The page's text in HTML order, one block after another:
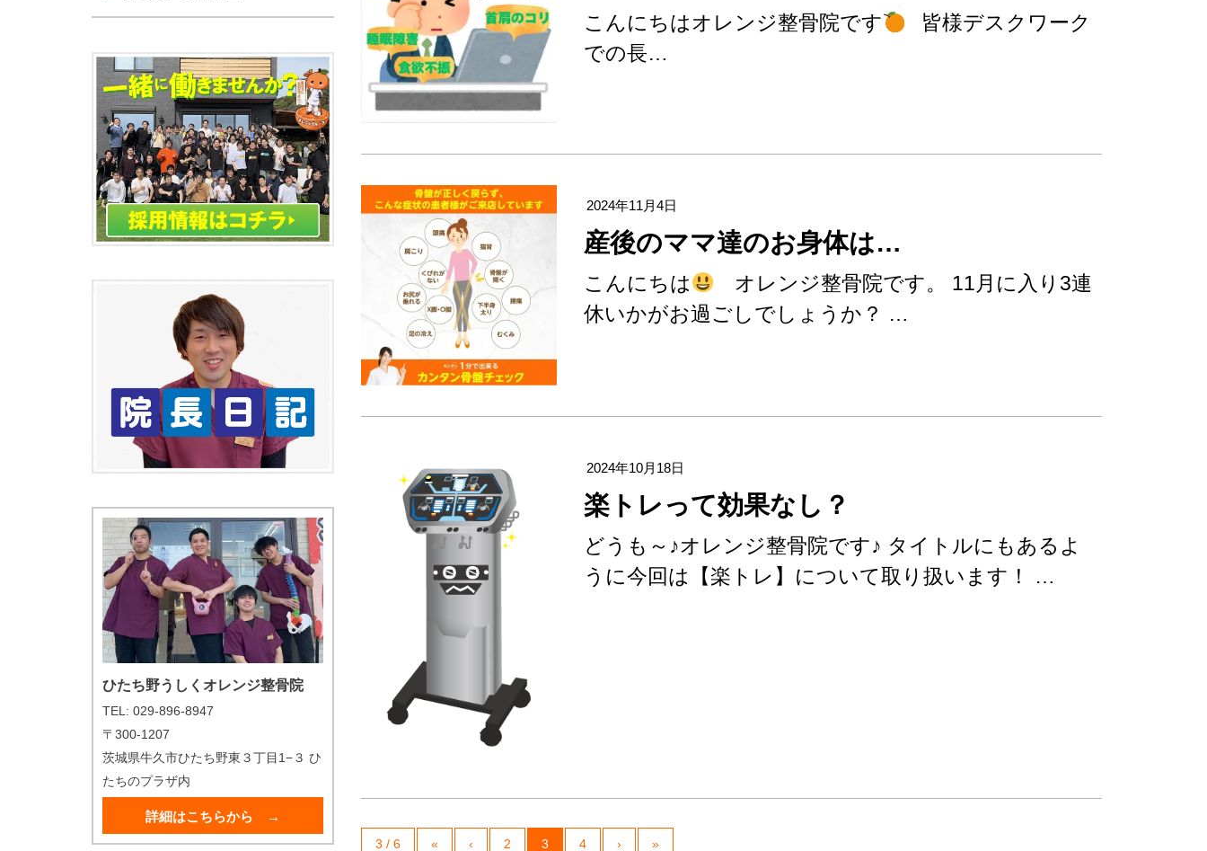
こんにちはオレンジ整骨院です
皆様デスクワーク
での長…
2024年11月4日
産後のママ達のお身体は…
こんにちは
オレンジ整骨院です。 11月に入り3連
休いかがお過ごしでしょうか？ …
2024年10月18日
楽トレって効果なし？
どうも～♪オレンジ整骨院です♪ タイトルにもあるよ
うに今回は【楽トレ】について取り扱います！ …
3 / 6 « ‹ 2 3 4 › »
ひたち野うしくオレンジ整骨院
TEL: 029-896-8947
〒300-1207
茨城県牛久市ひたち野東３丁目1−３ ひ
たちのプラザ内
詳細はこちらから →